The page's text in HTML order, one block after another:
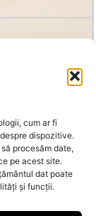
cum ar fi
dispozitive.
procesăm date,
pe acest site.
dat poate
și funcții.